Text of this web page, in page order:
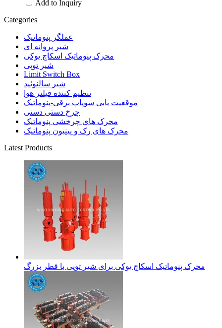
Add to Inquiry
Categories
عملگر پنوماتیک
شیر پروانه ای
محرک پنوماتیک اسکاچ یوکی
شیر توپی
Limit Switch Box
شیر سالنوئید
تنظیم کننده فیلتر هوا
موقعیت یابی سوپاپ برقی-پنوماتیک
چرخ دستی دستی
محرک های چرخشی پنوماتیک
محرک های رک و پینیون پنوماتیک
Latest Products
محرک پنوماتیک اسکاچ یوکی برای شیر توپی با قطر بزرگ